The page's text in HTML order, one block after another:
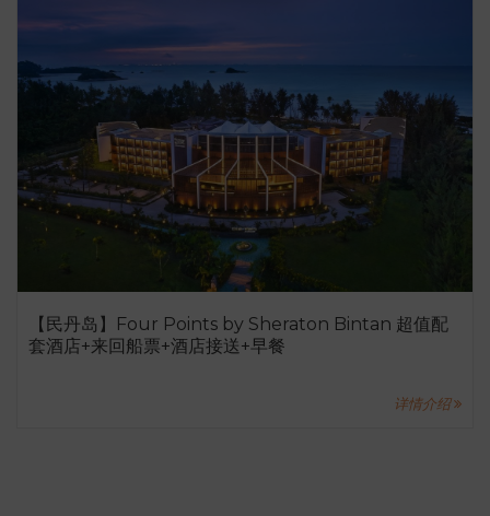
【民丹岛】Four Points by Sheraton Bintan 超值配
套酒店+来回船票+酒店接送+早餐
详情介绍